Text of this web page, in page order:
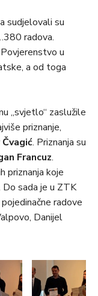
sudjelovali su
radova.
u
a od toga
„svjetlo“ zaslužile
priznanje,
. Priznanja su
Francuz.
priznanja koje
sada je u ZTK
radove
Danijel